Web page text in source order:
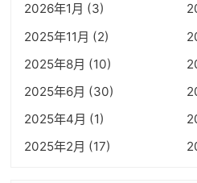
2026年1月 (3)
2025年11月 (2)
2025年8月 (10)
2025年6月 (30)
2025年4月 (1)
2025年2月 (17)